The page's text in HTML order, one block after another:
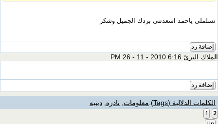
تسلملى ياحمد اسعدتنى بردك الجميل وشكر
إضافة رد
الملاك البرئ
إضافة رد
الكلمات الدلالية (Tags) :معلومات نادره دينيه
1
2